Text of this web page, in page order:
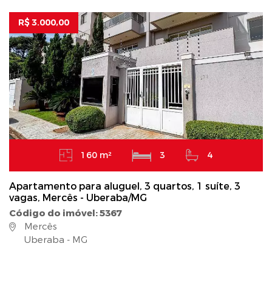
R$ 3.000,00
160 m² 3 4
Apartamento para aluguel, 3 quartos, 1 suíte, 3
vagas, Mercês - Uberaba/MG
Código do imóvel: 5367
Mercês
Uberaba - MG